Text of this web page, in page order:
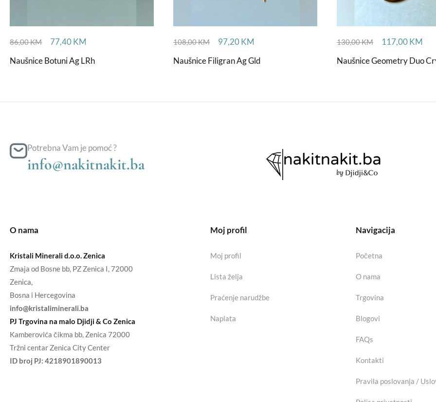
86,00KM 77,40KM
Naušnice Botuni Ag LRh
108,00KM 97,20KM
Naušnice Filigran Ag Gld
130,00KM 117,00KM
Naušnice Geometry Duo
Potrebna Vam je pomoć ?
info@nakitnakit.ba
O nama
Kristali Minerali d.o.o. Zenica
Zmaja od Bosne bb, PZ Zenica I, 72000
Zenica,
Bosna i Hercegovina
info@kristaliminerali.ba
PJ Trgovina na malo Djidji & Co Zenica
Kamberovića čikma bb, Zenica 72000
Tržni centar Zenica City Center
ID broj PJ: 4218901890013
Moj profil
Moj profil
Lista želja
Praćenje narudžbe
Naplata
Navigacija
Početna
O nama
Trgovina
Blogovi
FAQs
Kontakti
Pravila poslovanja /